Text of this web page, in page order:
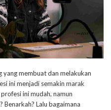
membuat dan melakukan
ini menjadi semakin marak
ini mudah, namun
Benarkah? Lalu bagaimana